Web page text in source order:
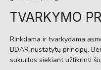
TVARKYMO
Rinkdama ir tvarkydama
BDAR nustatytų principų.
sukurtos siekiant užtikrinti